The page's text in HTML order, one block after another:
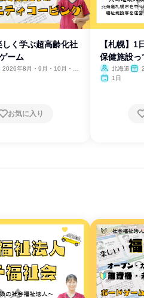
しく学ぶ超高齢化社
ーム
2026年8月・9月・10月・11
お気に入り
【札幌】1
保健施設
北海道
1日